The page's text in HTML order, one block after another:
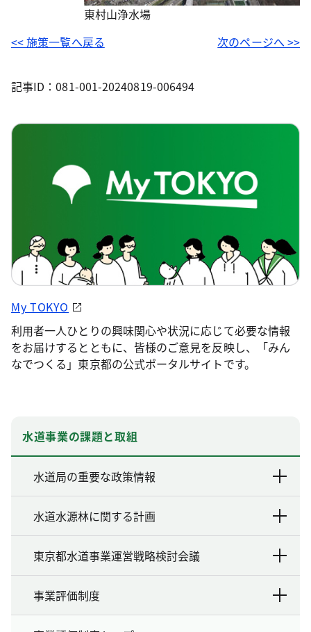
東村山浄水場
<< 施策一覧へ戻る
次のページへ >>
記事ID：081-001-20240819-006494
My TOKYO
利用者一人ひとりの興味関心や状況に応じて必要な情報
をお届けするとともに、皆様のご意見を反映し、「みん
なでつくる」東京都の公式ポータルサイトです。
水道事業の課題と取組
水道局の重要な政策情報
水道水源林に関する計画
東京都水道事業運営戦略検討会議
事業評価制度